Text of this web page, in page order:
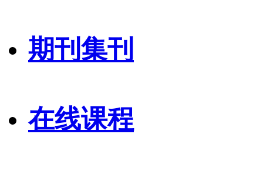
期刊集刊
在线课程